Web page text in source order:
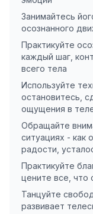
Занимайтесь
осознанного
Практикуйте
каждый шаг,
всего тела
Используйте
остановитесь,
ощущения в
Обращайте
ситуациях - как
радости,
Практикуйте
цените все, что
Танцуйте
развивает